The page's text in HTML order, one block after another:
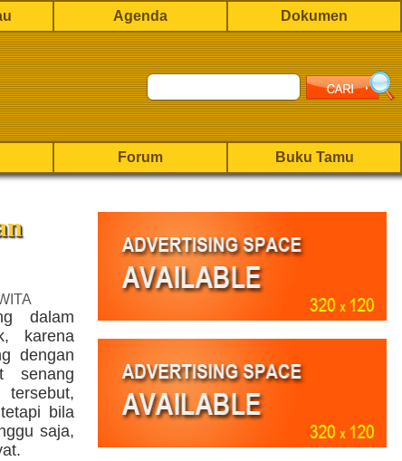
Agenda Dokumen
Forum Buku Tamu
dalam
karena
dengan
senang
bila
saja,